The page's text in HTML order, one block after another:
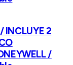
INCLUYE 2
/